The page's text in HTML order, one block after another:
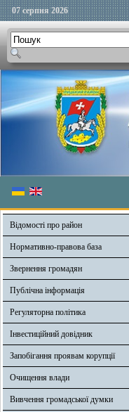
07 серпня 2026
Відомості про район
Нормативно-правова база
Звернення громадян
Публічна інформація
Регуляторна політика
Інвестиційний довідник
Запобігання проявам корупції
Очищення влади
Вивчення громадської думки